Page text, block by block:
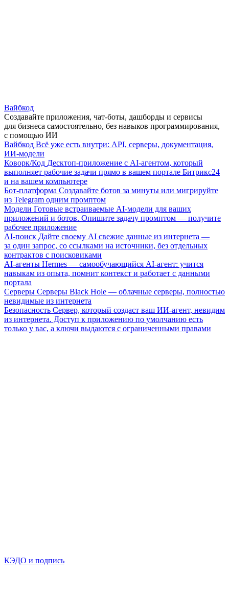
Вайбкод
Создавайте приложения, чат-боты, дашборды и сервисы
для бизнеса самостоятельно, без навыков программирования,
с помощью ИИ
Вайбкод Всё уже есть внутри: API, серверы, документация,
ИИ-модели
Коворк/Код Десктоп-приложение с AI-агентом, который
выполняет рабочие задачи прямо в вашем портале Битрикс24
и на вашем компьютере
Бот-платформа Создавайте ботов за минуты или мигрируйте
из Telegram одним промптом
Модели Готовые встраиваемые AI-модели для ваших
приложений и ботов. Опишите задачу промптом — получите
рабочее приложение
AI-поиск Дайте своему AI свежие данные из интернета —
за один запрос, со ссылками на источники, без отдельных
контрактов с поисковиками
AI-агенты Hermes — самообучающийся AI-агент: учится
навыкам из опыта, помнит контекст и работает с данными
портала
Серверы Серверы Black Hole — облачные серверы, полностью
невидимые из интернета
Безопасность Сервер, который создаст ваш ИИ-агент, невидим
из интернета. Доступ к приложению по умолчанию есть
только у вас, а ключи выдаются с ограниченными правами
КЭДО и подпись